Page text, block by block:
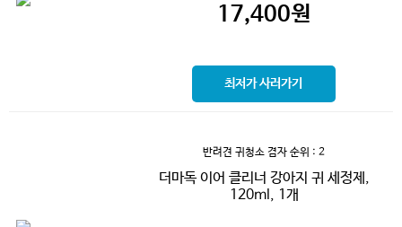
17,400원
최저가 사러가기
반려견 귀청소 겸자 순위 : 2
더마독 이어 클리너 강아지 귀 세정제,
120ml, 1개